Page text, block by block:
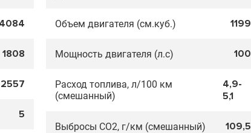
4084
1808
2557
5
Объем двигателя (см.куб.) 1199
Мощность двигателя (л.с) 100
Расход топлива, л/100 км
(смешанный)
4,9-
5,1
Выбросы CO2, г/км (смешанный) 109,5